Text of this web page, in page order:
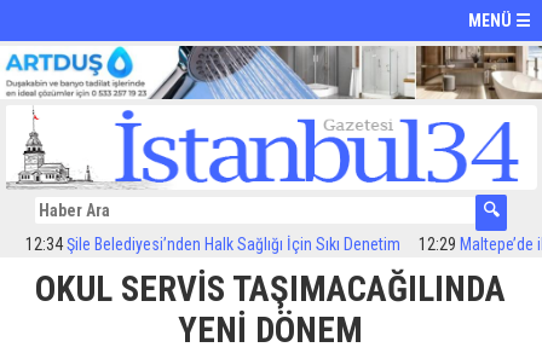
MENÜ ☰
12:34 Şile Belediyesi’nden Halk Sağlığı İçin Sıkı Denetim 12:29 Maltepe’de
OKUL SERVİS TAŞIMACAĞILINDA
YENİ DÖNEM